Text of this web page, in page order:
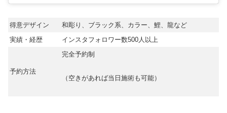
得意デザイン
和彫り、ブラック系、カラー、鯉、龍など
実績・経歴
インスタフォロワー数500人以上
予約方法
完全予約制
（空きがあれば当日施術も可能）